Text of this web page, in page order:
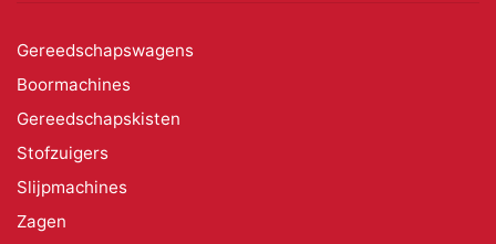
Gereedschapswagens
Boormachines
Gereedschapskisten
Stofzuigers
Slijpmachines
Zagen